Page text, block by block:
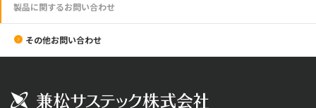
製品に関するお問い合わせ
その他お問い合わせ